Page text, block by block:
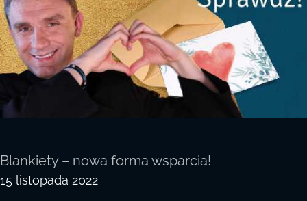
Blankiety – nowa forma wsparcia!
15 listopada 2022